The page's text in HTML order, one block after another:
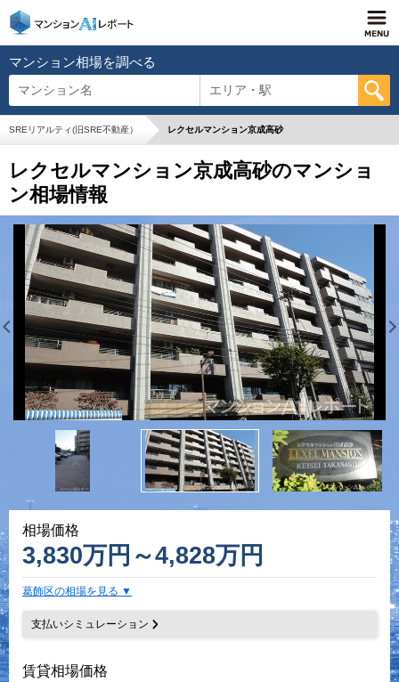
マンション相場を調べる
マンション名 エリア・駅
SREリアルティ(旧SRE不動産） レクセルマンション京成高砂
レクセルマンション京成高砂のマンショ
ン相場情報
相場価格
3,830万円～4,828万円
葛飾区の相場を見る
支払いシミュレーション
賃貸相場価格